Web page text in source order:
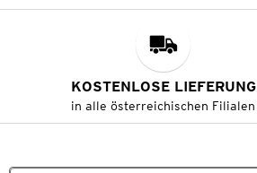
KOSTENLOSE LIEFERUNG
in alle österreichischen Filialen